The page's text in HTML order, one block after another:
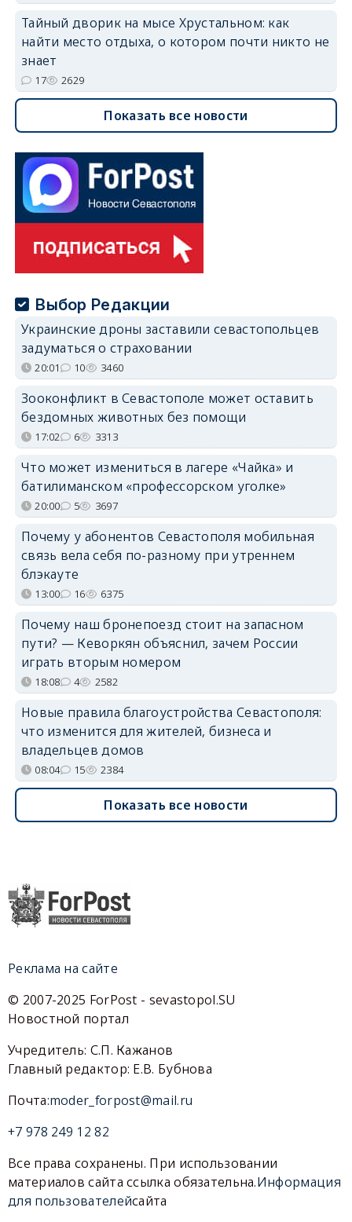
Тайный дворик на мысе Хрустальном: как
найти место отдыха, о котором почти никто не
знает
17 2629
Показать все новости
Выбор Редакции
Украинские дроны заставили севастопольцев
задуматься о страховании
20:01 10 3460
Зооконфликт в Севастополе может оставить
бездомных животных без помощи
17:02 6 3313
Что может измениться в лагере «Чайка» и
батилиманском «профессорском уголке»
20:00 5 3697
Почему у абонентов Севастополя мобильная
связь вела себя по-разному при утреннем
блэкауте
13:00 16 6375
Почему наш бронепоезд стоит на запасном
пути? — Кеворкян объяснил, зачем России
играть вторым номером
18:08 4 2582
Новые правила благоустройства Севастополя:
что изменится для жителей, бизнеса и
владельцев домов
08:04 15 2384
Показать все новости
Реклама на сайте
© 2007-2025 ForPost - sevastopol.SU
Новостной портал
Учредитель: С.П. Кажанов
Главный редактор: Е.В. Бубнова
Почта:moder_forpost@mail.ru
+7 978 249 12 82
Все права сохранены. При использовании
материалов сайта ссылка обязательна.Информация
для пользователейсайта